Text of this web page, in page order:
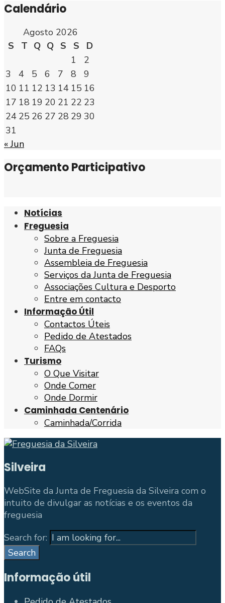
Calendário
Agosto 2026
S
T Q Q S S
D
1
2
3
4 5 6 7 8
9
10 11 12 13 14 15 16
17 18 19 20 21 22 23
24 25 26 27 28 29 30
31
« Jun
Orçamento Participativo
Notícias
Freguesia
Sobre a Freguesia
Junta de Freguesia
Assembleia de Freguesia
Serviços da Junta de Freguesia
Associações Cultura e Desporto
Entre em contacto
Informação Útil
Contactos Úteis
Pedido de Atestados
FAQs
Turismo
O Que Visitar
Onde Comer
Onde Dormir
Caminhada Centenário
Caminhada/Corrida
Silveira
WebSite da Junta de Freguesia da Silveira com o
intuito de divulgar as notícias e os eventos da
freguesia
Search for:
Search
Informação útil